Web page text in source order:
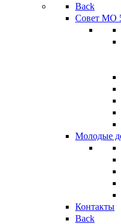
Back
Совет МО
Молодые
Контакты
Back